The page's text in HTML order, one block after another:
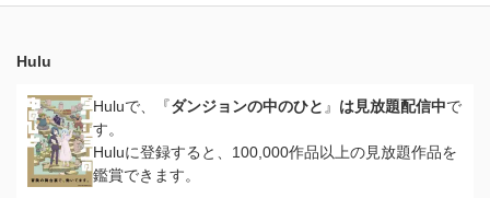
Hulu
Huluで、『ダンジョンの中のひと 』 は見放題配信中で
す。
Huluに登録すると、100,000作品以上の見放題作品を
鑑賞できます。